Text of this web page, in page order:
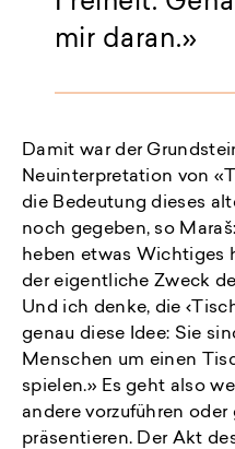
mir daran.
Damit war der
Neuinterpretation von
die Bedeutung dieses
noch gegeben, so
heben etwas Wichtiges
der eigentliche Zweck
Und ich denke, die
genau diese Idee: Sie
Menschen um einen
spielen.» Es geht also
andere vorzuführen oder
präsentieren. Der Akt